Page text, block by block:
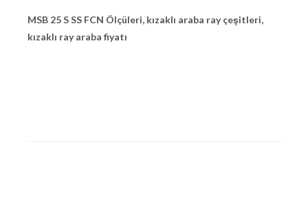
MSB 25 S SS FCN Ölçüleri, kızaklı araba ray çeşitleri,
kızaklı ray araba fiyatı